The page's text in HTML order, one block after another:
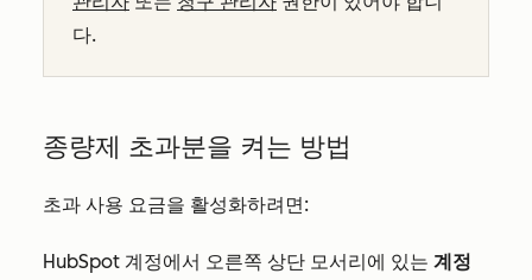
다.
종량제 초과분을 켜는 방법
초과 사용 요금을 활성화하려면:
HubSpot 계정에서 오른쪽 상단 모서리에 있는 계정